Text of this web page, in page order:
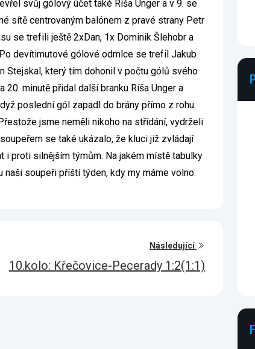
svůj gólový účet také Ríša Unger a v 9. se
sítě centrovaným balónem z pravé strany Petr
se trefili ještě 2xDan, 1x Dominik Šlehobr a
devítimutové gólové odmlce se trefil Jakub
Stejskal, který tím dohonil v počtu gólů svého
minutě přidal další branku Ríša Unger a
poslední gól zapadl do brány přímo z rohu.
jsme neměli nikoho na střídání, vydrželi
se také ukázalo, že kluci již zvládají
i proti silnějším týmům. Na jakém místě tabulky
soupeři příští týden, kdy my máme volno.
Následující
10.kolo: Křečovice-Pecerady 1:2(1:1)